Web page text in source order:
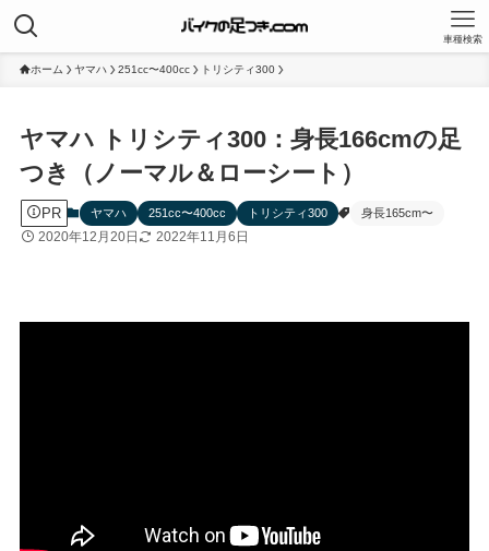
車種検索
ホーム ヤマハ 251cc〜400cc トリシティ300
ヤマハ トリシティ300：身長166cmの足
つき（ノーマル＆ローシート）
PR ヤマハ 251cc〜400cc トリシティ300 身長165cm〜
2020年12月20日 2022年11月6日